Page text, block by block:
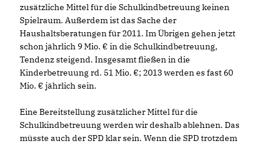
zusätzliche Mittel für die Schulkindbetreuung keinen
Spielraum. Außerdem ist das Sache der
Haushaltsberatungen für 2011. Im Übrigen gehen jetzt
schon jährlich 9 Mio. € in die Schulkindbetreuung,
Tendenz steigend. Insgesamt fließen in die
Kinderbetreuung rd. 51 Mio. €; 2013 werden es fast 60
Mio. € jährlich sein.
Eine Bereitstellung zusätzlicher Mittel für die
Schulkindbetreuung werden wir deshalb ablehnen. Das
müsste auch der SPD klar sein. Wenn die SPD trotzdem